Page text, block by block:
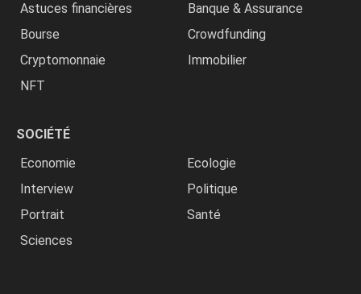
Astuces financières
Banque & Assurance
Bourse
Crowdfunding
Cryptomonnaie
Immobilier
NFT
SOCIÉTÉ
Economie
Ecologie
Interview
Politique
Portrait
Santé
Sciences